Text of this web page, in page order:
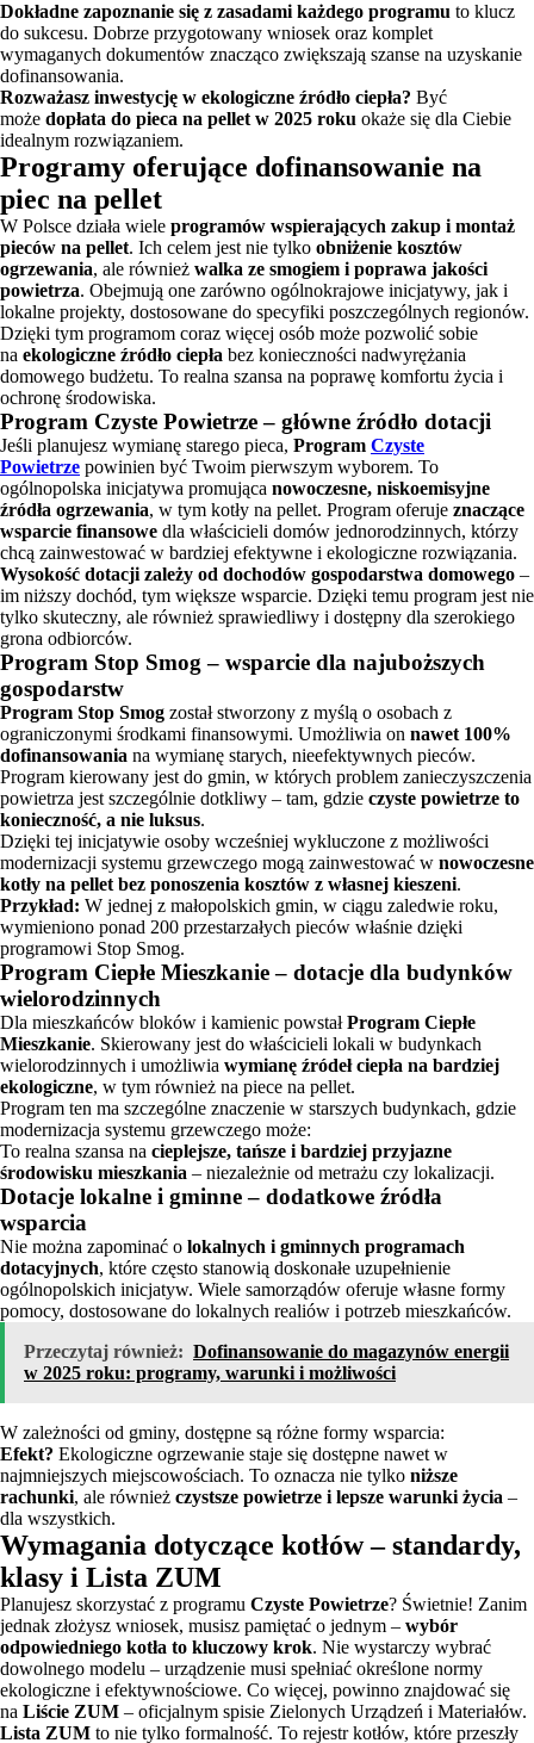
Dokładne zapoznanie się z zasadami każdego programu to klucz
do sukcesu. Dobrze przygotowany wniosek oraz komplet
wymaganych dokumentów znacząco zwiększają szanse na uzyskanie
dofinansowania.
Rozważasz inwestycję w ekologiczne źródło ciepła? Być
może dopłata do pieca na pellet w 2025 roku okaże się dla Ciebie
idealnym rozwiązaniem.
Programy oferujące dofinansowanie na
piec na pellet
W Polsce działa wiele programów wspierających zakup i montaż
pieców na pellet. Ich celem jest nie tylko obniżenie kosztów
ogrzewania, ale również walka ze smogiem i poprawa jakości
powietrza. Obejmują one zarówno ogólnokrajowe inicjatywy, jak i
lokalne projekty, dostosowane do specyfiki poszczególnych regionów.
Dzięki tym programom coraz więcej osób może pozwolić sobie
na ekologiczne źródło ciepła bez konieczności nadwyrężania
domowego budżetu. To realna szansa na poprawę komfortu życia i
ochronę środowiska.
Program Czyste Powietrze – główne źródło dotacji
Jeśli planujesz wymianę starego pieca, Program Czyste
Powietrze powinien być Twoim pierwszym wyborem. To
ogólnopolska inicjatywa promująca nowoczesne, niskoemisyjne
źródła ogrzewania, w tym kotły na pellet. Program oferuje znaczące
wsparcie finansowe dla właścicieli domów jednorodzinnych, którzy
chcą zainwestować w bardziej efektywne i ekologiczne rozwiązania.
Wysokość dotacji zależy od dochodów gospodarstwa domowego –
im niższy dochód, tym większe wsparcie. Dzięki temu program jest nie
tylko skuteczny, ale również sprawiedliwy i dostępny dla szerokiego
grona odbiorców.
Program Stop Smog – wsparcie dla najuboższych
gospodarstw
Program Stop Smog został stworzony z myślą o osobach z
ograniczonymi środkami finansowymi. Umożliwia on nawet 100%
dofinansowania na wymianę starych, nieefektywnych pieców.
Program kierowany jest do gmin, w których problem zanieczyszczenia
powietrza jest szczególnie dotkliwy – tam, gdzie czyste powietrze to
konieczność, a nie luksus.
Dzięki tej inicjatywie osoby wcześniej wykluczone z możliwości
modernizacji systemu grzewczego mogą zainwestować w nowoczesne
kotły na pellet bez ponoszenia kosztów z własnej kieszeni.
Przykład: W jednej z małopolskich gmin, w ciągu zaledwie roku,
wymieniono ponad 200 przestarzałych pieców właśnie dzięki
programowi Stop Smog.
Program Ciepłe Mieszkanie – dotacje dla budynków
wielorodzinnych
Dla mieszkańców bloków i kamienic powstałProgram Ciepłe
Mieszkanie. Skierowany jest do właścicieli lokali w budynkach
wielorodzinnych i umożliwia wymianę źródeł ciepła na bardziej
ekologiczne, w tym również na piece na pellet.
Program ten ma szczególne znaczenie w starszych budynkach, gdzie
modernizacja systemu grzewczego może:
To realna szansa na cieplejsze, tańsze i bardziej przyjazne
środowisku mieszkania – niezależnie od metrażu czy lokalizacji.
Dotacje lokalne i gminne – dodatkowe źródła
wsparcia
Nie można zapominać o lokalnych i gminnych programach
dotacyjnych, które często stanowią doskonałe uzupełnienie
ogólnopolskich inicjatyw. Wiele samorządów oferuje własne formy
pomocy, dostosowane do lokalnych realiów i potrzeb mieszkańców.
Przeczytaj również: Dofinansowanie do magazynów energii
w 2025 roku: programy, warunki i możliwości
W zależności od gminy, dostępne są różne formy wsparcia:
Efekt? Ekologiczne ogrzewanie staje się dostępne nawet w
najmniejszych miejscowościach. To oznacza nie tylko niższe
rachunki, ale również czystsze powietrze i lepsze warunki życia –
dla wszystkich.
Wymagania dotyczące kotłów – standardy,
klasy i Lista ZUM
Planujesz skorzystać z programu Czyste Powietrze? Świetnie! Zanim
jednak złożysz wniosek, musisz pamiętać o jednym – wybór
odpowiedniego kotła to kluczowy krok. Nie wystarczy wybrać
dowolnego modelu – urządzenie musi spełniać określone normy
ekologiczne i efektywnościowe. Co więcej, powinno znajdować się
na Liście ZUM – oficjalnym spisie Zielonych Urządzeń i Materiałów.
Lista ZUM to nie tylko formalność. To rejestr kotłów, które przeszły